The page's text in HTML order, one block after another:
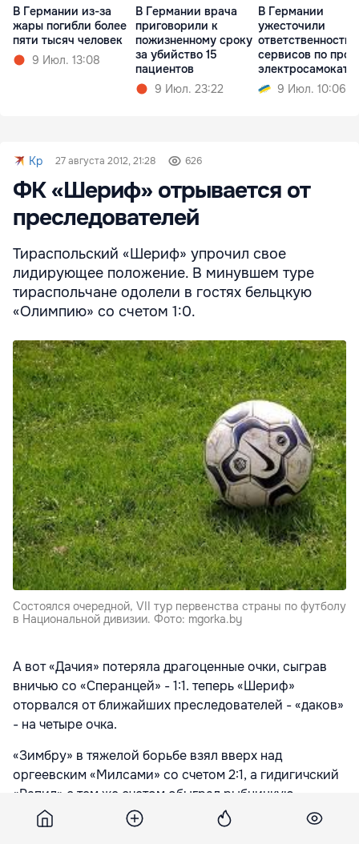
В Германии из-за
жары погибли более
пяти тысяч человек
9 Июл. 13:08
В Германии врача
приговорили к
пожизненному сроку
за убийство 15
пациентов
9 Июл. 23:22
В Германии
ужесточили
ответственность
сервисов по
9 Июл. 10:06
Kp 27 августа 2012, 21:28 626
ФК «Шериф» отрывается от
преследователей
Тираспольский «Шериф» упрочил свое
лидирующее положение. В минувшем туре
тираспольчане одолели в гостях бельцкую
«Олимпию» со счетом 1:0.
Состоялся очередной, VII тур первенства страны по футболу
в Национальной дивизии. Фото: mgorka.by
А вот «Дачия» потеряла драгоценные очки, сыграв
вничью со «Сперанцей» - 1:1. теперь «Шериф»
оторвался от ближайших преследователей - «даков»
- на четыре очка.
«Зимбру» в тяжелой борьбе взял вверх над
оргеевским «Милсами» со счетом 2:1, а гидигичский
«Рапид» с тем же счетом обыграл рыбницкую
«Искру-Сталь». Столичная «Академия» с популярным
счетом 261 обыграла атакский «Нистру», а